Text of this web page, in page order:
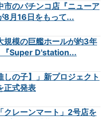
市のパチンコ店『ニューア
8月16日をもって...
規模の巨艦ホールが約3年
『Super D'station...
しの子】」新プロジェクト
式発表
クレーンマート」2号店を